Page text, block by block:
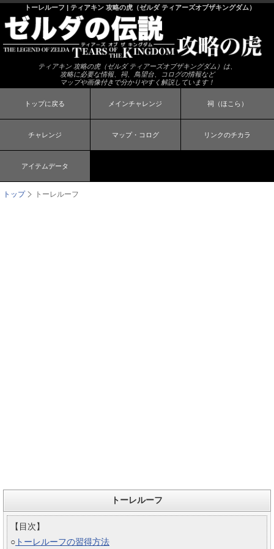
トーレルーフ | ティアキン 攻略の虎（ゼルダ ティアーズオブザキングダム）
ティアキン 攻略の虎（ゼルダ ティアーズオブザキングダム）は、
攻略に必要な情報、祠、鳥望台、コログの情報など
マップや画像付きで分かりやすく解説しています！
トップに戻る メインチャレンジ 祠（ほこら）
チャレンジ マップ・コログ リンクのチカラ
アイテムデータ
トップ トーレルーフ
トーレルーフ
【目次】
○ トーレルーフの習得方法